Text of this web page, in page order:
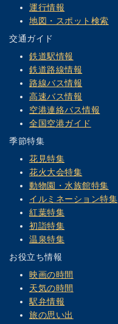
運行情報
地図・スポット検索
交通ガイド
鉄道駅情報
鉄道路線情報
路線バス情報
高速バス情報
空港連絡バス情報
全国空港ガイド
季節特集
花見特集
花火大会特集
動物園・水族館特集
イルミネーション特集
紅葉特集
初詣特集
温泉特集
お役立ち情報
映画の時間
天気の時間
駅弁情報
旅の思い出